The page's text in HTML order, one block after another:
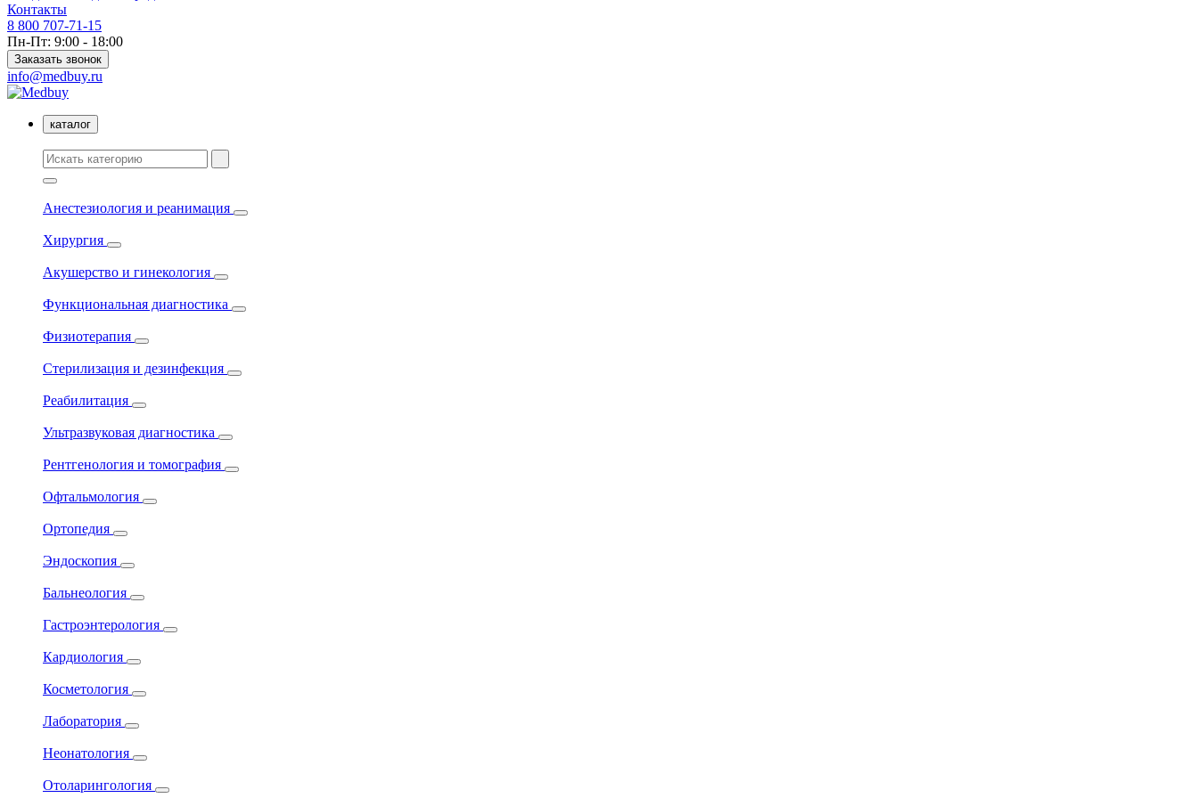
Контакты
8 800 707-71-15
Пн-Пт: 9:00 - 18:00
Заказать звонок
info@medbuy.ru
каталог
Анестезиология и реанимация
Хирургия
Акушерство и гинекология
Функциональная диагностика
Физиотерапия
Стерилизация и дезинфекция
Реабилитация
Ультразвуковая диагностика
Рентгенология и томография
Офтальмология
Ортопедия
Эндоскопия
Бальнеология
Гастроэнтерология
Кардиология
Косметология
Лаборатория
Неонатология
Отоларингология